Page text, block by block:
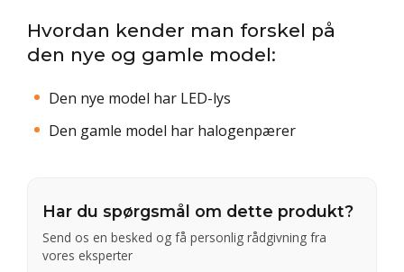
Hvordan kender man forskel på
den nye og gamle model:
Den nye model har LED-lys
Den gamle model har halogenpærer
Har du spørgsmål om dette produkt?
Send os en besked og få personlig rådgivning fra
vores eksperter